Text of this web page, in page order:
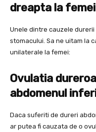
dreapta la femei
Unele dintre cauzele
stomacului. Sa ne uitam la
unilaterale la femei:
Ovulatia
abdomenul
Daca suferiti de dureri
ar putea fi cauzata de o